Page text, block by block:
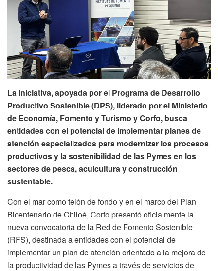
La iniciativa, apoyada por el Programa de Desarrollo
Productivo Sostenible (DPS), liderado por el Ministerio
de Economía, Fomento y Turismo y Corfo, busca
entidades con el potencial de implementar planes de
atención especializados para modernizar los procesos
productivos y la sostenibilidad de las Pymes en los
sectores de pesca, acuicultura y construcción
sustentable.
Con el mar como telón de fondo y en el marco del Plan
Bicentenario de Chiloé, Corfo presentó oficialmente la
nueva convocatoria de la Red de Fomento Sostenible
(RFS), destinada a entidades con el potencial de
implementar un plan de atención orientado a la mejora de
la productividad de las Pymes a través de servicios de